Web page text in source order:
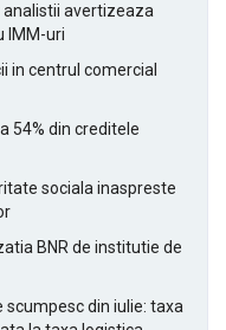
analistii avertizeaza
IMM-uri
in centrul comercial
54% din creditele
sociala inaspreste
BNR de institutie de
scumpesc din iulie: taxa